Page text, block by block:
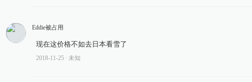
Eddie被占用
现在这价格不如去日本看雪了
2018-11-25 ∙ 未知